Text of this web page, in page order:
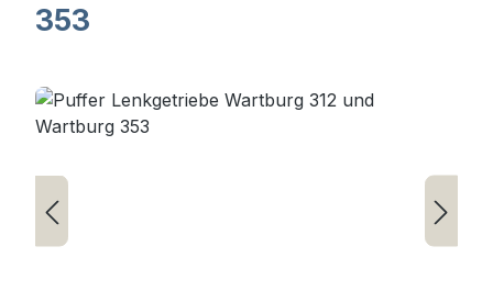
353
Bildergalerie überspringen